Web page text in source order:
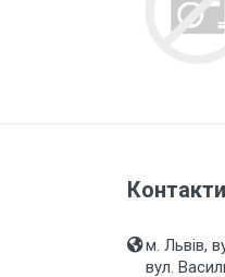
Захист
Дзвоники,
Коробки
Контакти
м. Львів,
вул.